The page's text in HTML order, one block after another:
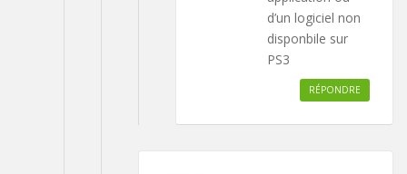
d’un logiciel non
disponbile sur
PS3
RÉPONDRE